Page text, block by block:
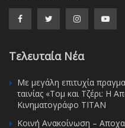
Τελευταία Νέα
Με μεγάλη επιτυχία
ταινίας «Τομ και Τζέρι: Η
Κινηματογράφο ΤΙΤΑΝ
Κοινή Ανακοίνωση –